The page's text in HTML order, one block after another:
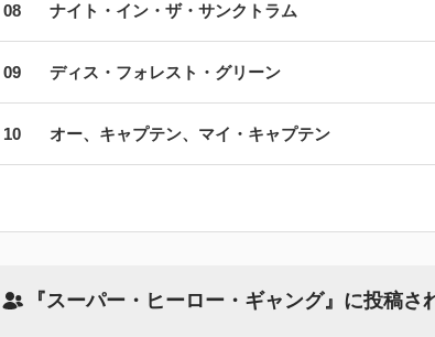
ナイト・イン・ザ・サンクトラム
ディス・フォレスト・グリーン
オー、キャプテン、マイ・キャプテン
『スーパー・ヒーロー・ギャング』に投稿さ